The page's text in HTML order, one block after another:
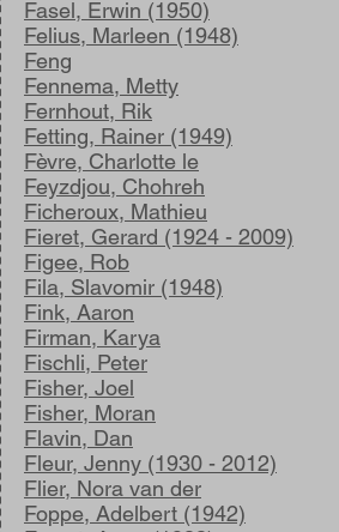
Fasel, Erwin (1950)
Felius, Marleen (1948)
Feng
Fennema, Metty
Fernhout, Rik
Fetting, Rainer (1949)
Fèvre, Charlotte le
Feyzdjou, Chohreh
Ficheroux, Mathieu
Fieret, Gerard (1924 - 2009)
Figee, Rob
Fila, Slavomir (1948)
Fink, Aaron
Firman, Karya
Fischli, Peter
Fisher, Joel
Fisher, Moran
Flavin, Dan
Fleur, Jenny (1930 - 2012)
Flier, Nora van der
Foppe, Adelbert (1942)